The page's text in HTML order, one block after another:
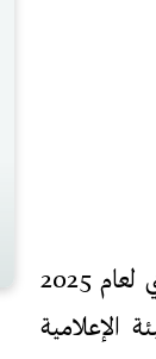
يُروَجُ قانون الصحافة والإعلام الإلكتروني البحريني لعام 2025
الإعلامية